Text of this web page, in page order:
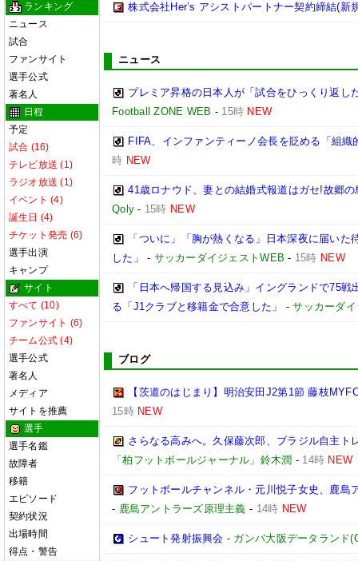
ランキング
ニュース
試合
ファンサイト
選手公式
著名人
日程
予定
試合 (16)
テレビ放送 (1)
ラジオ放送 (1)
イベント (4)
誕生日 (4)
チケット発売 (6)
選手出演
キャンプ
サイト
すべて (10)
ファンサイト (6)
チーム公式 (4)
選手公式
著名人
メディア
サイトを推薦
選手
選手名鑑
故障者
移籍
エピソード
契約状況
出場時間
得点・警告
株式会社Her’s アシストパートナー契約締結(新
ニュース
プレミア昇格の日本人が「試合をひっくり返
Football ZONE WEB - 15時 NEW
FIFA、インファンティーノ会長を貶める「組
時 NEW
41歳ロナウド、妻との結婚式報道はガセ!故郷
Qoly - 15時 NEW
「ついに」「胸が熱くなる」日本深夜に届い
した」
- サッカーダイジェストWEB - 15時 NEW
「日本へ帰国する見込み」イングランドで75
る「J1クラブと移籍金で合意した」
-サッカーダ
ブログ
【茨道のはじまり】明治安田J2第1節 藤枝
15時 NEW
さらなる高みへ。久保藤次郎、ブラジル自主
「柏フットボールジャーナル」鈴木潤 - 14時 NEW
フットボールチャンネル・元川悦子女史、鹿島
- 鹿島アントラーズ原理主義 - 14時 NEW
シュート発射振興会 - ガンバ大阪データランド